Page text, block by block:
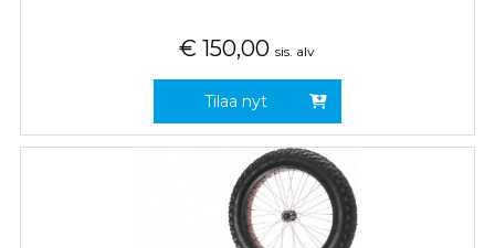
€ 150,00 sis. alv
Tilaa nyt